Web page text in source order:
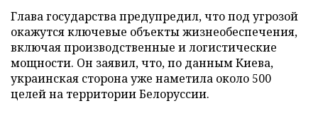
Глава государства предупредил, что под угрозой
окажутся ключевые объекты жизнеобеспечения,
включая производственные и логистические
мощности. Он заявил, что, по данным Киева,
украинская сторона уже наметила около 500
целей на территории Белоруссии.